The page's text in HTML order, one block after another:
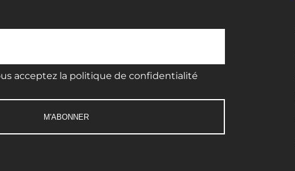
acceptez la politique de confidentialité